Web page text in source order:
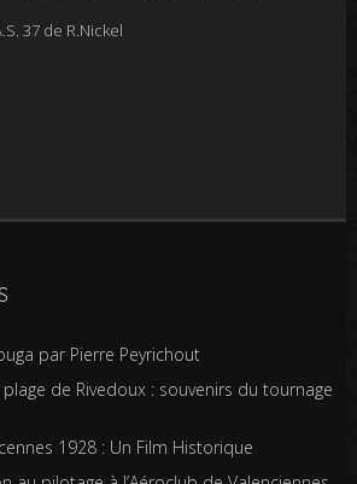
37 de R.Nickel
par Pierre Peyrichout
de Rivedoux : souvenirs du tournage
1928 : Un Film Historique